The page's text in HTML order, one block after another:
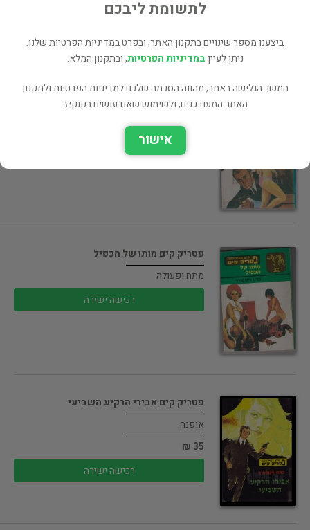
פטריק קים לאבדון וחזרה
מתח ופעולה
רכישה ישירה
פטריק קים מותו של הכפיל
מתח ופעולה
רכישה ישירה
פטריק קים אבירי הרקיע השביעי
אופנה
35 ₪
רכישה ישירה
לתשומת ליבכם
ביצענו מספר שינויים בתקנון האתר, ובפרט במדיניות הפרטיות שלנו.
ניתן לעייןבמדיניות הפרטיות, ובתקנון המלא.
המשך הגלישה באתר, מהווה הסכמה שלכם למדיניות הפרטיות ולתקנון
האתר המעודכנים, ולשימוש שאנו עושים בקוקיז.
אישור